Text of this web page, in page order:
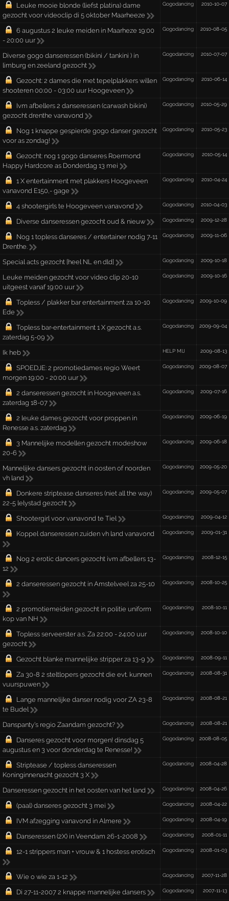
Leuke mooie blonde (liefst platina) dame
gezocht voor videoclip di 5 oktober Maarheeze
Gogodancing 2010-10-07
6 augustus 2 leuke meiden in Maarheze 19:00
- 20:00 uur
Gogodancing 2010-08-05
Diverse gogo danseressen (bikini / tankini ) in
limburg en zeeland gezocht
Gogodancing 2010-07-07
Gezocht: 2 dames die met tepelplakkers willen
shooteren 00:00 - 03:00 uur Hoogeveen
Gogodancing 2010-06-14
Ivm afbellers 2 danseressen (carwash bikini)
gezocht drenthe vanavond
Gogodancing 2010-05-29
Nog 1 knappe gespierde gogo danser gezocht
voor as zondag!
Gogodancing 2010-05-23
Gezocht: nog 1 gogo danseres Roermond
Happy Hardcore as Donderdag 13 mei
Gogodancing 2010-05-14
1 X entertainment met plakkers Hoogeveen
vanavond E150,- gage
Gogodancing 2010-04-24
4 shootergirls te Hoogeveen vanavond Gogodancing 2010-04-03
Diverse danseressen gezocht oud & nieuw Gogodancing 2009-12-28
Nog 1 topless danseres / entertainer nodig 7-11
Drenthe.
Gogodancing 2009-11-06
Special acts gezocht [heel NL en dld] Gogodancing 2009-10-18
Leuke meiden gezocht voor video clip 20-10
uitgeest vanaf 19:00 uur
Gogodancing 2009-10-16
Topless / plakker bar entertainment za 10-10
Ede
Gogodancing 2009-10-09
Topless bar-entertainment 1 X gezocht a.s.
zaterdag 5-09
Gogodancing 2009-09-04
Ik heb HELP MIJ 2009-08-13
SPOEDJE: 2 promotiedames regio Weert
morgen 19:00 - 20:00 uur
Gogodancing 2009-08-07
2 danseressen gezocht in Hoogeveen a.s.
zaterdag 18-07
Gogodancing 2009-07-16
2 leuke dames gezocht voor proppen in
Renesse a.s. zaterdag
Gogodancing 2009-06-19
3 Mannelijke modellen gezocht modeshow
20-6
Gogodancing 2009-06-18
Mannelijke dansers gezocht in oosten of noorden
vh land
Gogodancing 2009-05-20
Donkere striptease danseres (niet all the way)
22-5 lelystad gezocht
Gogodancing 2009-05-07
Shootergirl voor vanavond te Tiel Gogodancing 2009-04-12
Koppel danseressen zuiden vh land vanavond Gogodancing 2009-01-31
Nog 2 erotic dancers gezocht ivm afbellers 13-
12
Gogodancing 2008-12-15
2 danseressen gezocht in Amstelveel za 25-10 Gogodancing 2008-10-25
2 promotiemeiden gezocht in politie uniform
kop van NH
Gogodancing 2008-10-11
Topless serveerster a.s. Za 22:00 - 24:00 uur
gezocht
Gogodancing 2008-10-10
Gezocht blanke mannelijke stripper za 13-9 Gogodancing 2008-09-11
Za 30-8 2 steltlopers gezocht die evt. kunnen
vuurspuwen
Gogodancing 2008-08-31
Lange mannelijke danser nodig voor ZA 23-8
te Budel
Gogodancing 2008-08-21
Danspanty's regio Zaandam gezocht? Gogodancing 2008-08-21
Danseres gezocht voor morgen! dinsdag 5
augustus en 3 voor donderdag te Renesse!
Gogodancing 2008-08-05
Striptease / topless danseressen
Koninginnenacht gezocht 3 X
Gogodancing 2008-04-28
Danseressen gezocht in het oosten van het land Gogodancing 2008-04-26
(paal) danseres gezocht 3 mei Gogodancing 2008-04-22
IVM afzegging vanavond in Almere Gogodancing 2008-04-19
Danseressen (2X) in Veendam 26-1-2008 Gogodancing 2008-01-11
12-1 strippers man + vrouw & 1 hostess erotisch Gogodancing 2008-01-03
Wie o wie za 1-12 Gogodancing 2007-11-28
Di 27-11-2007 2 knappe mannelijke dansers Gogodancing 2007-11-13